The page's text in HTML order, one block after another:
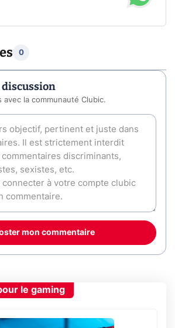
0
avec la communauté Clubic.
mon commentaire
le gaming